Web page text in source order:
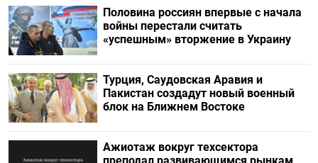
Половина россиян впервые с начала
войны перестали считать
«успешным» вторжение в Украину
Турция, Саудовская Аравия и
Пакистан создадут новый военный
блок на Ближнем Востоке
Ажиотаж вокруг техсектора